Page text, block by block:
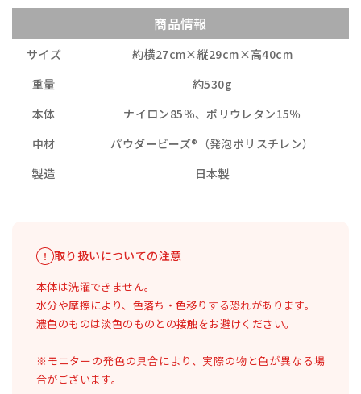
商品情報
サイズ
約横27cm×縦29cm×高40cm
重量
約530g
本体
ナイロン85％、ポリウレタン15％
中材
パウダービーズ®（発泡ポリスチレン）
製造
日本製
取り扱いについての注意
本体は洗濯できません。
水分や摩擦により、色落ち・色移りする恐れがあります。
濃色のものは淡色のものとの接触をお避けください。
※モニターの発色の具合により、実際の物と色が異なる場
合がございます。